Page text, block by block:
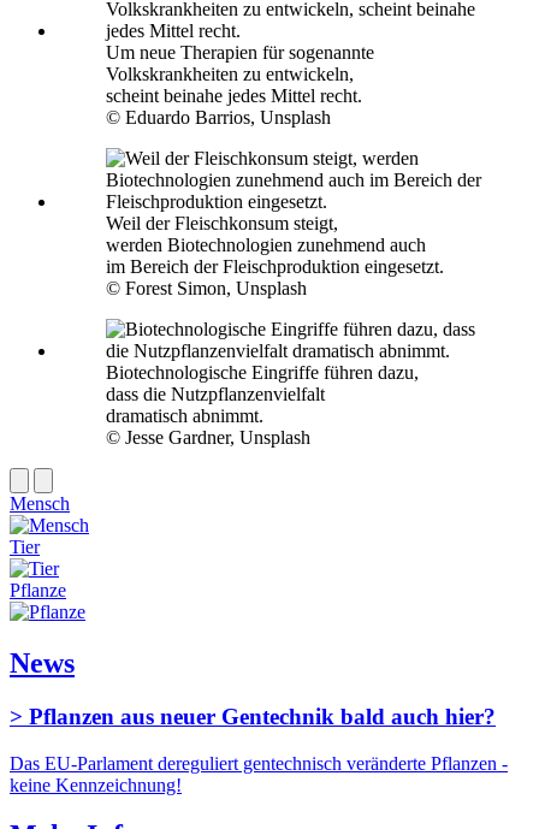
Um neue Therapien für sogenannte
Volkskrankheiten zu entwickeln,
scheint beinahe jedes Mittel recht.
© Eduardo Barrios, Unsplash
Weil der Fleischkonsum steigt,
werden Biotechnologien zunehmend auch
im Bereich der Fleischproduktion eingesetzt.
© Forest Simon, Unsplash
Biotechnologische Eingriffe führen dazu,
dass die Nutzpflanzenvielfalt
dramatisch abnimmt.
© Jesse Gardner, Unsplash
Mensch
Tier
Pflanze
News
> Pflanzen aus neuer Gentechnik bald auch hier?
Das EU-Parlament dereguliert gentechnisch veränderte Pflanzen -
keine Kennzeichnung!